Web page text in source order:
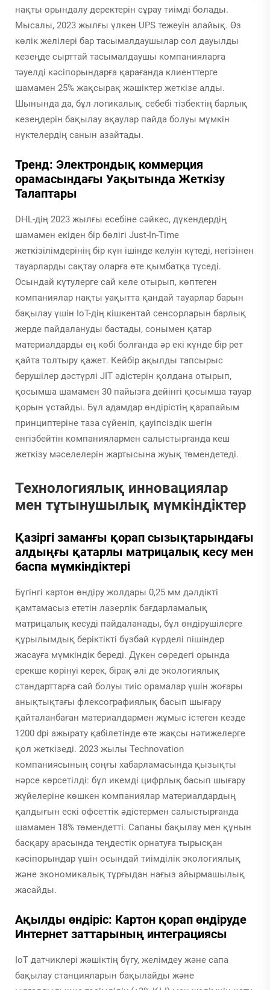
нақты орындалу деректерін сұрау тиімді болады.
Мысалы, 2023 жылғы үлкен UPS тежеуін алайық. Өз
көлік желілері бар тасымалдаушылар сол дауылды
кезеңде сырттай тасымалдаушы компанияларға
тәуелді кәсіпорындарға қарағанда клиенттерге
шамамен 25% жақсырақ жәшіктер жеткізе алды.
Шынында да, бұл логикалық, себебі тізбектің барлық
кезеңдерін бақылау ақаулар пайда болуы мүмкін
нүктелердің санын азайтады.
Тренд: Электрондық коммерция
орамасындағы Уақытында Жеткізу
Талаптары
DHL-дің 2023 жылғы есебіне сәйкес, дүкендердің
шамамен екіден бір бөлігі Just-In-Time
жеткізілімдерінің бір күн ішінде келуін күтеді, негізінен
тауарларды сақтау оларға өте қымбатқа түседі.
Осындай күтулерге сай келе отырып, көптеген
компаниялар нақты уақытта қандай тауарлар барын
бақылау үшін IoT-дің кішкентай сенсорларын барлық
жерде пайдалануды бастады, сонымен қатар
материалдарды ең көбі болғанда әр екі күнде бір рет
қайта толтыру қажет. Кейбір ақылды тапсырыс
берушілер дәстүрлі JIT әдістерін қолдана отырып,
қосымша шамамен 30 пайызға дейінгі қосымша тауар
қорын ұстайды. Бұл адамдар өндірістің қарапайым
принциптеріне таза сүйеніп, қауіпсіздік шегін
енгізбейтін компаниялармен салыстырғанда кеш
жеткізу мәселелерін жартысына жуық төмендетеді.
Технологиялық инновациялар
мен тұтынушылық мүмкіндіктер
Қазіргі заманғы қорап сызықтарындағы
алдыңғы қатарлы матрицалық кесу мен
баспа мүмкіндіктері
Бүгінгі картон өндіру жолдары 0,25 мм дәлдікті
қамтамасыз ететін лазерлік бағдарламалық
матрицалық кесуді пайдаланады, бұл өндірушілерге
құрылымдық беріктікті бұзбай күрделі пішіндер
жасауға мүмкіндік береді. Дүкен сөредегі орында
ерекше көрінуі керек, бірақ әлі де экологиялық
стандарттарға сай болуы тиіс орамалар үшін жоғары
анықтықтағы флексографиялық басып шығару
қайталанбаған материалдармен жұмыс істеген кезде
1200 dpi ажырату қабілетінде өте жақсы нәтижелерге
қол жеткізеді. 2023 жылы Technovation
компаниясының соңғы хабарламасында қызықты
нәрсе көрсетілді: бұл икемді цифрлық басып шығару
жүйелеріне көшкен компаниялар материалдардың
қалдығын ескі офсеттік әдістермен салыстырғанда
шамамен 18% төмендетті. Сапаны бақылау мен құнын
басқару арасында теңдестік орнатуға тырысқан
кәсіпорындар үшін осындай тиімділік экологиялық
және экономикалық тұрғыдан нағыз айырмашылық
жасайды.
Ақылды өндіріс: Картон қорап өндіруде
Интернет заттарының интеграциясы
IoT датчиклері жәшіктің бүгу, желімдеу және сапа
бақылау станцияларын бақылайды және